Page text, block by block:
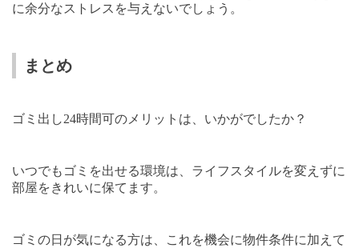
に余分なストレスを与えないでしょう。
まとめ
ゴミ出し24時間可のメリットは、いかがでしたか？
いつでもゴミを出せる環境は、ライフスタイルを変えずに
部屋をきれいに保てます。
ゴミの日が気になる方は、これを機会に物件条件に加えて